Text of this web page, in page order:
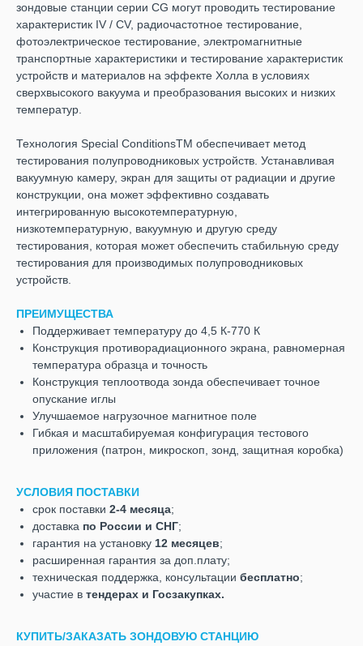
зондовые станции серии CG могут проводить тестирование
характеристик IV / CV, радиочастотное тестирование,
фотоэлектрическое тестирование, электромагнитные
транспортные характеристики и тестирование характеристик
устройств и материалов на эффекте Холла в условиях
сверхвысокого вакуума и преобразования высоких и низких
температур.
Технология Special ConditionsTM обеспечивает метод
тестирования полупроводниковых устройств. Устанавливая
вакуумную камеру, экран для защиты от радиации и другие
конструкции, она может эффективно создавать
интегрированную высокотемпературную,
низкотемпературную, вакуумную и другую среду
тестирования, которая может обеспечить стабильную среду
тестирования для производимых полупроводниковых
устройств.
ПРЕИМУЩЕСТВА
Поддерживает температуру до 4,5 К-770 К
Конструкция противорадиационного экрана, равномерная
температура образца и точность
Конструкция теплоотвода зонда обеспечивает точное
опускание иглы
Улучшаемое нагрузочное магнитное поле
Гибкая и масштабируемая конфигурация тестового
приложения (патрон, микроскоп, зонд, защитная коробка)
УСЛОВИЯ ПОСТАВКИ
срок поставки 2-4 месяца;
доставка по России и СНГ;
гарантия на установку 12 месяцев;
расширенная гарантия за доп.плату;
техническая поддержка, консультации бесплатно;
участие в тендерах и Госзакупках.
КУПИТЬ/ЗАКАЗАТЬ ЗОНДОВУЮ СТАНЦИЮ